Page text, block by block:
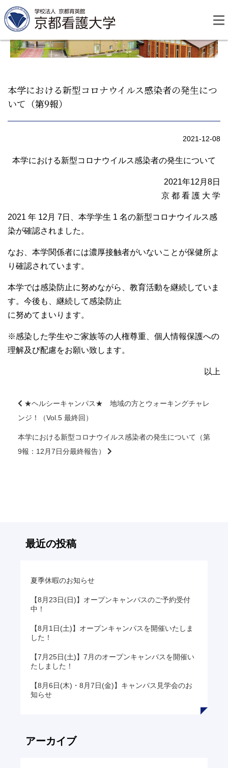
資料請求
大学院【博士前期課程】
大学院【博士後期課程】
感染管理認定看護師教育課程
サイト案内
在校生専用
to
本学における新型コロナウイルス感染者の発生につ
いて（第9報）
2021-12-08
本学における新型コロナウイルス感染者の発生について
2021年12月8日
京 都 看 護 大 学
2021 年 12月 7日、本学学生 1 名の新型コロナウイルス感
染が確認されました。
なお、本学関係者には濃厚接触者がいないことが保健所よ
り確認されています。
本学では感染防止に努めながら、教育活動を継続していま
す。今後も、継続して感染防止
に努めてまいります。
※感染した学生やご家族等の人権尊重、個人情報保護への
理解及び配慮をお願い致します。
以上
後
の
★ヘルシーキャンパス★ 地域の方とウォーキングチャレ
ンジ！（Vol.5 最終回）
本学における新型コロナウイルス感染者の発生について（第
9報：12月7日分最終報告）
最近の投稿
夏季休暇のお知らせ
【8月23日(日)】オープンキャンパスのご予約受付
中！
【8月1日(土)】オープンキャンパスを開催いたしま
した！
【7月25日(土)】7月のオープンキャンパスを開催い
たしました！
【8月6日(木)・8月7日(金)】キャンパス見学会のお
知らせ
アーカイブ